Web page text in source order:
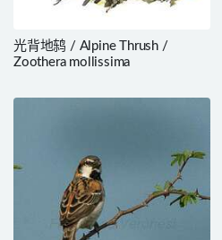
光背地鸫 / Alpine Thrush /
Zoothera mollissima